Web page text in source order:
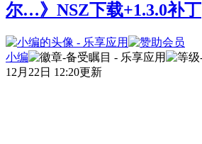
尔…》NSZ下载+1.3.0补丁
小编
12月22日 12:20更新